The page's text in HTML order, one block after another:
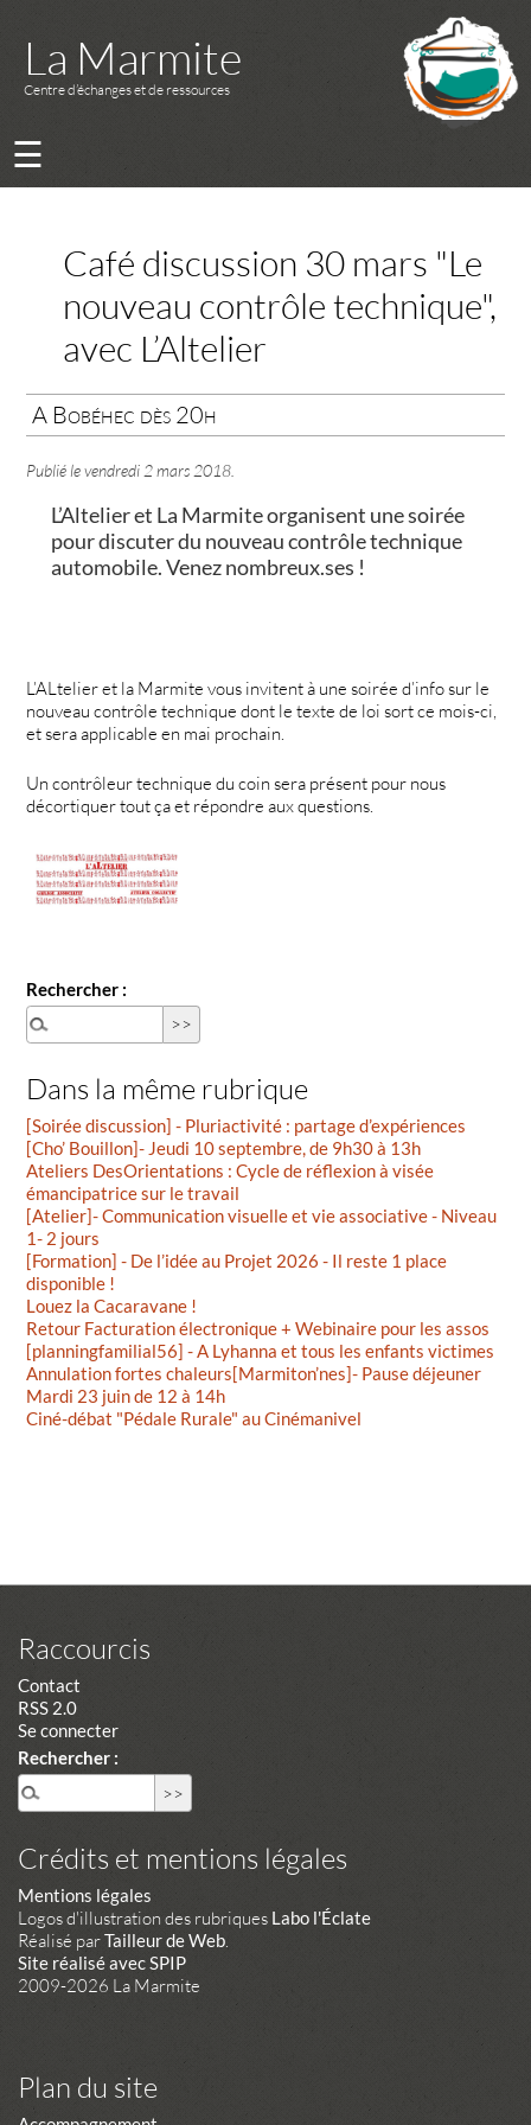
La Marmite
Centre d’échanges et de ressources
☰
Café discussion 30 mars "Le
nouveau contrôle technique",
avec L’Altelier
A Bobéhec dès 20h
Publié levendredi 2 mars 2018
L’Altelier et La Marmite organisent une soirée
pour discuter du nouveau contrôle technique
automobile. Venez nombreux.ses !
L’ALtelier et la Marmite vous invitent à une soirée d’info sur le
nouveau contrôle technique dont le texte de loi sort ce mois-ci,
et sera applicable en mai prochain.
Un contrôleur technique du coin sera présent pour nous
décortiquer tout ça et répondre aux questions.
Rechercher :
Dans la même rubrique
[Soirée discussion] - Pluriactivité : partage d’expériences
[Cho’ Bouillon]- Jeudi 10 septembre, de 9h30 à 13h
Ateliers DesOrientations : Cycle de réflexion à visée
émancipatrice sur le travail
[Atelier]- Communication visuelle et vie associative - Niveau
1- 2 jours
[Formation] - De l’idée au Projet 2026 - Il reste 1 place
disponible !
Louez la Cacaravane !
Retour Facturation électronique + Webinaire pour les assos
[planningfamilial56] - A Lyhanna et tous les enfants victimes
Annulation fortes chaleurs[Marmiton’nes]- Pause déjeuner
Mardi 23 juin de 12 à 14h
Ciné-débat "Pédale Rurale" au Cinémanivel
Raccourcis
Contact
RSS 2.0
Se connecter
Rechercher :
Crédits et mentions légales
Mentions légales
Logos d'illustration des rubriques Labo l'Éclate
Réalisé parTailleur de Web.
Site réalisé avec SPIP
2009-2026 La Marmite
Plan du site